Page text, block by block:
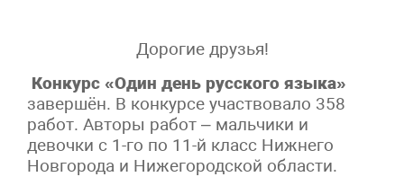
Дорогие друзья!
Конкурс «Один день русского языка»
завершён. В конкурсе участвовало 358
работ. Авторы работ – мальчики и
девочки с 1-го по 11-й класс Нижнего
Новгорода и Нижегородской области.